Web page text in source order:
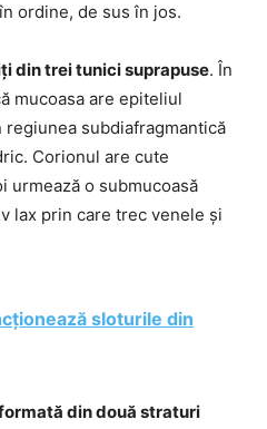
ordine, de sus în jos.
din trei tunici suprapuse. În
mucoasa are epiteliul
subdiafragmantică
Corionul are cute
urmează o submucoasă
lax prin care trec venele și
sloturile din
din două straturi